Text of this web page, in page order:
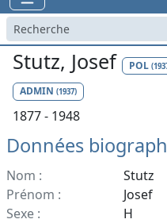
Stutz, Josef POL
ADMIN (1937)
1877 - 1948
Données
Nom :
Stutz
Prénom :
Josef
Sexe :
H